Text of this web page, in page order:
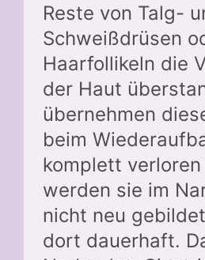
Reste von Talg-
Schweißdrüsen
Haarfollikeln die
der Haut
übernehmen
beim
komplett
werden sie im
nicht neu
dort dauerhaft.